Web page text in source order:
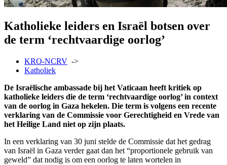
Katholieke leiders en Israël botsen over
de term ‘rechtvaardige oorlog’
KRO-NCRV ->
Katholiek
De Israëlische ambassade bij het Vaticaan heeft kritiek op
katholieke leiders die de term ‘rechtvaardige oorlog’ in context
van de oorlog in Gaza hekelen. Die term is volgens een recente
verklaring van de Commissie voor Gerechtigheid en Vrede van
het Heilige Land niet op zijn plaats.
In een verklaring van 30 juni stelde de Commissie dat het gedrag
van Israël in Gaza verder gaat dan het “proportionele gebruik van
geweld” dat nodig is om een oorlog te laten wortelen in